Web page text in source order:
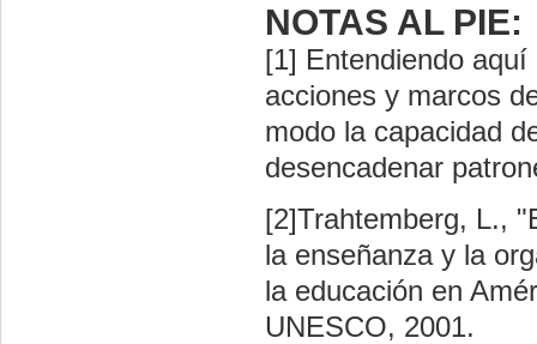
NOTAS AL PIE:
[1] Entendiendo
acciones y marcos
modo la capacidad
desencadenar
[2]Trahtemberg, L.,
la enseñanza y la
la educación en
UNESCO, 2001.